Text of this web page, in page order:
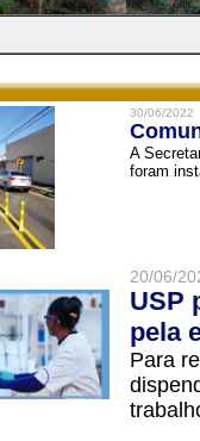
30/06/2022
A
foram
20/06/
USP
pela
Para